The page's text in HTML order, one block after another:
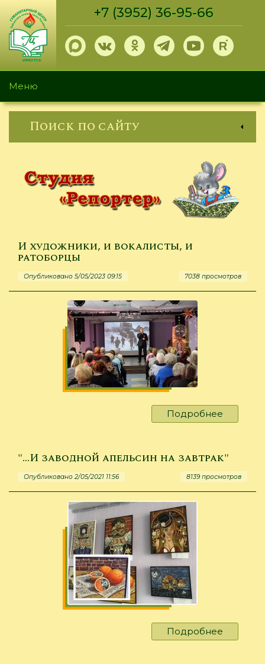
Перейти
основному
содержанию
+7 (3952) 36-95-66
Меню
Поиск по сайту
И художники, и вокалисты, и
ратоборцы
Опубликовано 5/05/2023 09:15 7038 просмотров
Подробнее
И
и
и
"...И заводной апельсин на завтрак"
Опубликовано 2/05/2021 11:56 8139 просмотров
Подробнее
"...И